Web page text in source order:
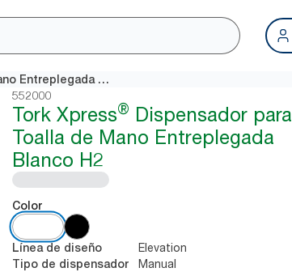
Tork Xpress® Dispensador para Toalla de Mano Entreplegada Blanco H2
552000
Tork Xpress® Dispensador para
Toalla de Mano Entreplegada
Blanco H2
Color
Línea de diseño Elevation
Tipo de dispensador Manual